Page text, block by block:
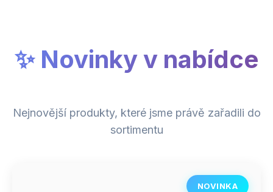
✨ Novinky v nabídce
Nejnovější produkty, které jsme právě zařadili do
sortimentu
NOVINKA